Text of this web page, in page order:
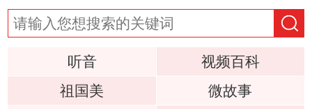
听音
视频百科
祖国美
微故事